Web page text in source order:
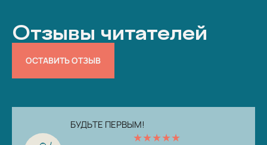
Отзывы читателей
ОСТАВИТЬ ОТЗЫВ
БУДЬТЕ ПЕРВЫМ!
★★★★★